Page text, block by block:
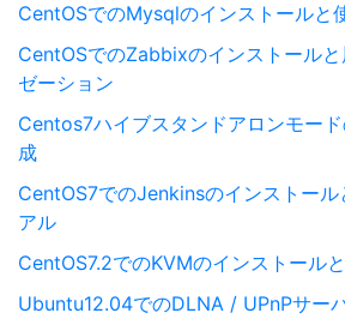
CentOSでのMysqlのインストールと
CentOSでのZabbixのインストールと
ゼーション
Centos7ハイブスタンドアロンモー
成
CentOS7でのJenkinsのインストール
アル
CentOS7.2でのKVMのインストール
Ubuntu12.04でのDLNA / UPnPサー